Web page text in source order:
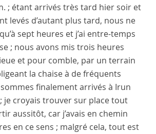
; étant arrivés très tard hier soir et
levés d’autant plus tard, nous ne
sept heures et j’ai entre-temps
; nous avons mis trois heures
et pour comble, par un terrain
la chaise à de fréquents
finalement arrivés à Irun
; je croyais trouver sur place tout
aussitôt, car j’avais en chemin
en ce sens ; malgré cela, tout est